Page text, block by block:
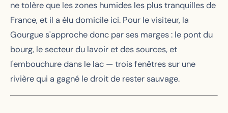
ne tolère que les zones humides les plus tranquilles de
France, et il a élu domicile ici. Pour le visiteur, la
Gourgue s'approche donc par ses marges : le pont du
bourg, le secteur du lavoir et des sources, et
l'embouchure dans le lac — trois fenêtres sur une
rivière qui a gagné le droit de rester sauvage.